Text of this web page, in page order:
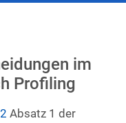
im
Profiling
Absatz 1 der